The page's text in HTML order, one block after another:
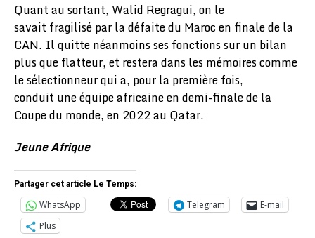
Quant au sortant, Walid Regragui, on le
savait fragilisé par la défaite du Maroc en finale de la
CAN. Il quitte néanmoins ses fonctions sur un bilan
plus que flatteur, et restera dans les mémoires comme
le sélectionneur qui a, pour la première fois,
conduit une équipe africaine en demi-finale de la
Coupe du monde, en 2022 au Qatar.
Jeune Afrique
Partager cet article Le Temps:
WhatsApp Telegram
E-mail
Plus